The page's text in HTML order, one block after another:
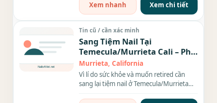
Xem nhanh
Xem chi tiết
Tin cũ / cần xác minh
Sang Tiệm Nail Tại
Temecula/Murrieta Cali – Phù
Hợp Định Cư Lâu Dài!
Murrieta, California
Vì lí do sức khỏe và muốn retired cần
sang lại tiệm nail ở Temecula/Murrieta